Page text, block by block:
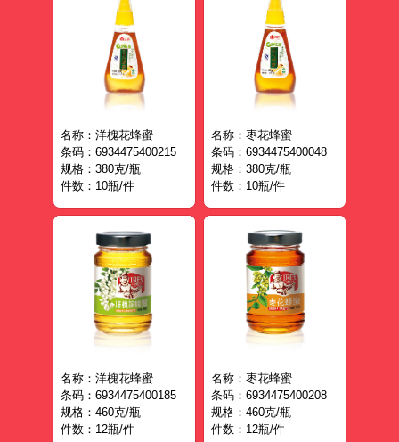
名称：洋槐花蜂蜜
条码：6934475400215
规格：380克/瓶
件数：10瓶/件
名称：枣花蜂蜜
条码：6934475400048
规格：380克/瓶
件数：10瓶/件
名称：洋槐花蜂蜜
条码：6934475400185
规格：460克/瓶
件数：12瓶/件
名称：枣花蜂蜜
条码：6934475400208
规格：460克/瓶
件数：12瓶/件